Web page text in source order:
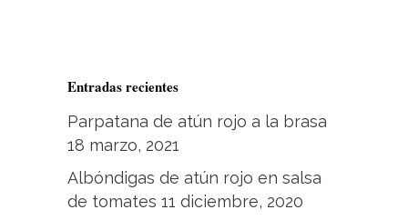
Entradas recientes
Parpatana de atún rojo a la brasa
18 marzo, 2021
Albóndigas de atún rojo en salsa
de tomates 11 diciembre, 2020